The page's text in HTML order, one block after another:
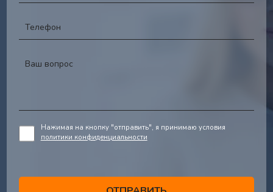
Нажимая на кнопку "отправить", я принимаю условия
политики конфиденциальности